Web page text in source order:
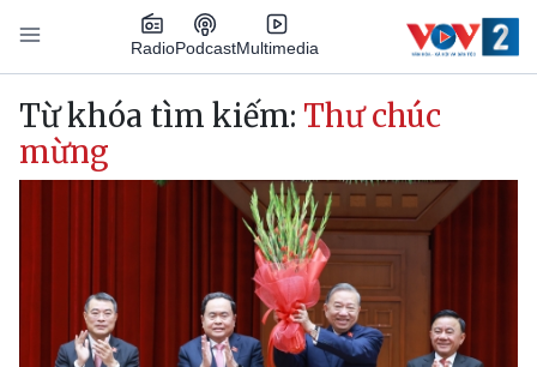
Nhảy đến nội dung
RadioPodcastMultimedia
Main navigation
Từ khóa tìm kiếm: Thư chúc
mừng